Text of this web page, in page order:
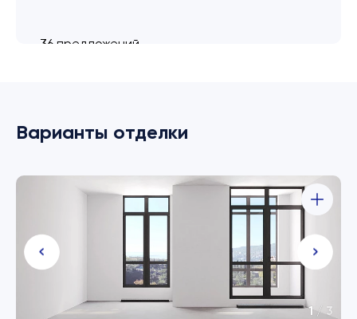
36 предложений
Варианты отделки
1 /3